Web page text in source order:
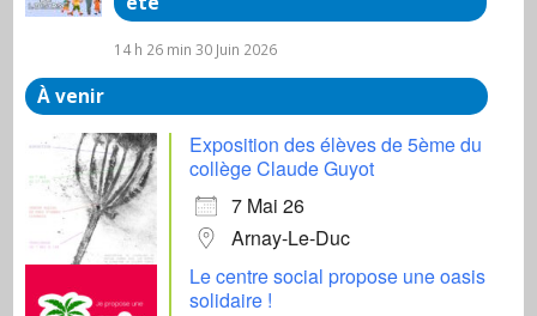
14 h 26 min 30 Juin 2026
À venir
Exposition des élèves de 5ème du
collège Claude Guyot
7 Mai 26
Arnay-Le-Duc
Le centre social propose une oasis
solidaire !